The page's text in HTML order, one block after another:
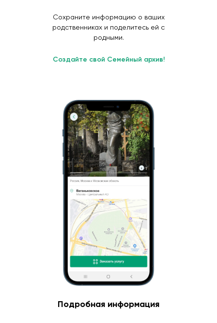
Сохраните информацию о ваших
родственниках и поделитесь ей с
родными.
Создайте свой Семейный архив!
Подробная информация